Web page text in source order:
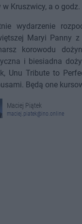
w Kruszwicy, a o
wydarzenie
Maryi Panny
korowodu
i biesiadna
Unu Tribute to
Będą one
Maciej Piątek
maciej.piatek@ino.online